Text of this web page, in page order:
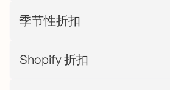
季节性折扣
Shopify 折扣